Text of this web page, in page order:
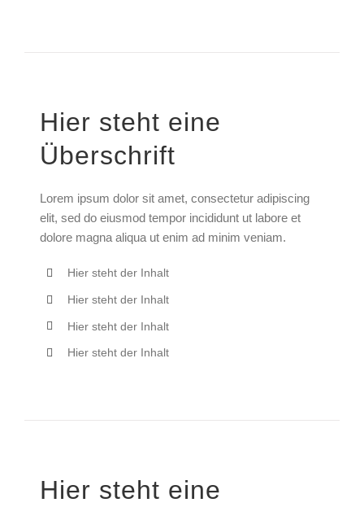
Hier steht eine
Überschrift
Lorem ipsum dolor sit amet, consectetur adipiscing
elit, sed do eiusmod tempor incididunt ut labore et
dolore magna aliqua ut enim ad minim veniam.
Hier steht der Inhalt
Hier steht der Inhalt
Hier steht der Inhalt
Hier steht der Inhalt
Hier steht eine